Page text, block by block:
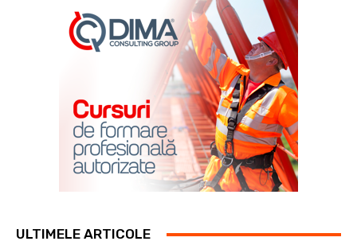
ULTIMELE ARTICOLE